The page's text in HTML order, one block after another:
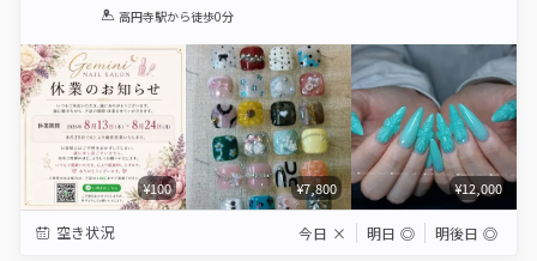
1 2 3 4 5
高円寺駅から徒歩0分
¥100 ¥7,800 ¥12,000
空き状況 今日 × 明日 ◎ 明後日 ◎